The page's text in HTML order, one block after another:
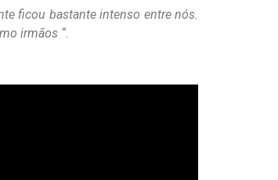
ficou bastante intenso entre nós.
irmãos “.